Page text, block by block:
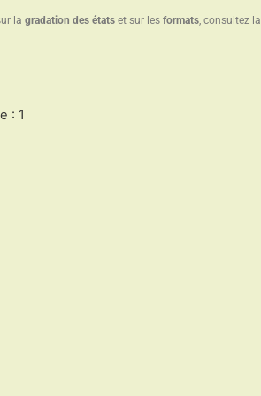
la gradation des états et sur les formats, consultez la
: 1